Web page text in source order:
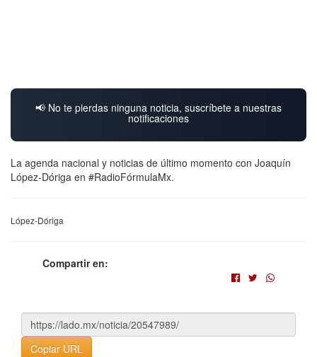
📢 No te pierdas ninguna noticia, suscríbete a nuestras
notificaciones
La agenda nacional y noticias de último momento con Joaquín
López-Dóriga en #RadioFórmulaMx.
López-Dóriga
Compartir en:
Copiar URL